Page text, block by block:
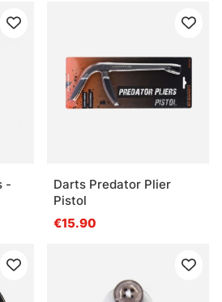
le plus dans un montage
-
Darts Predator Plier
Pistol
€15.90